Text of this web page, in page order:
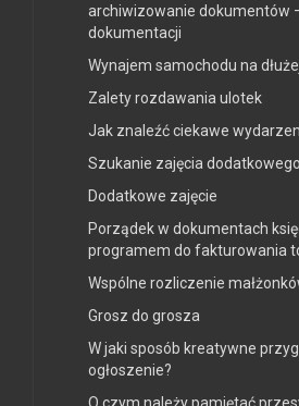
archiwizowanie dokumentów
dokumentacji
Wynajem samochodu na
Zalety rozdawania ulotek
Jak znaleźć ciekawe
Szukanie zajęcia dodatkowego
Dodatkowe zajęcie
Porządek w dokumentach
programem do fakturowania
Wspólne rozliczenie
Grosz do grosza
W jaki sposób kreatywne
ogłoszenie?
O czym należy pamiętać